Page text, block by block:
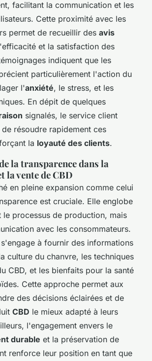
facilitant la communication et les
Cette proximité avec les
permet de recueillir des avis
et la satisfaction des
indiquent que les
particulièrement l'action du
l'anxiété, le stress, et les
En dépit de quelques
signalés, le service client
résoudre rapidement ces
la loyauté des clients.
la transparence dans la
la vente de CBD
en pleine expansion comme celui
est cruciale. Elle englobe
le processus de production, mais
avec les consommateurs.
à fournir des informations
culture du chanvre, les techniques
CBD, et les bienfaits pour la santé
Cette approche permet aux
des décisions éclairées et de
CBD le mieux adapté à leurs
l'engagement envers le
durable et la préservation de
renforce leur position en tant que